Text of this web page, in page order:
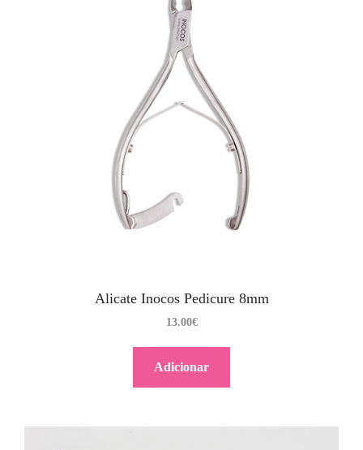
Alicate Inocos Pedicure 8mm
13.00€
Adicionar